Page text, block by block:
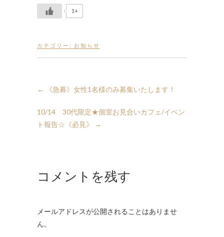
1+
カテゴリー: お知らせ
← 《急募》女性1名様のみ募集いたします！
10/14 30代限定★個室お見合いカフェ/イベン
ト報告☆《必見》
→
コメントを残す
メールアドレスが公開されることはありませ
ん。